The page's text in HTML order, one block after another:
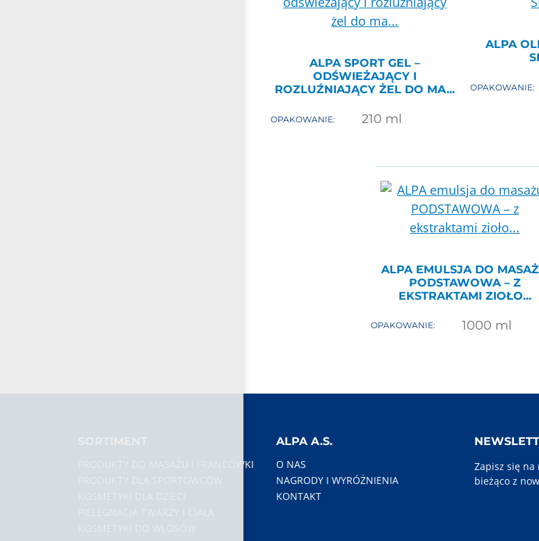
ALPA SPORT GEL –
ODŚWIEŻAJĄCY I
ROZLUŹNIAJĄCY ŻEL DO MA...
OPAKOWANIE: 210 ml
ALPA
OPAKOWANIE:
ALPA EMULSJA DO
PODSTAWOWA – Z
EKSTRAKTAMI ZIOŁO...
OPAKOWANIE: 1000 ml
PRODUKTY DO MASAŻU I FRANCÓWKI
ALPA A.S.
O NAS
NAGRODY I WYRÓŻNIENIA
KONTAKT
Zapisz się
bieżąco z